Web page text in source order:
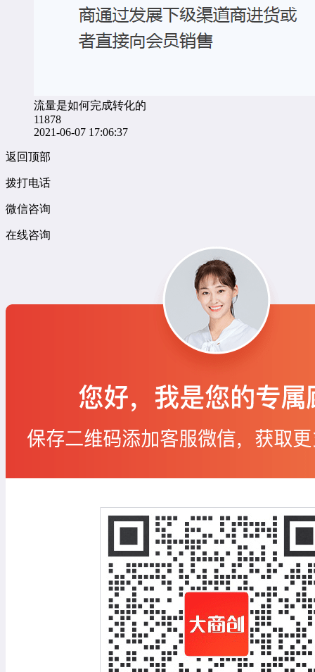
流量是如何完成转化的
11878
2021-06-07 17:06:37
返回顶部
拨打电话
微信咨询
在线咨询